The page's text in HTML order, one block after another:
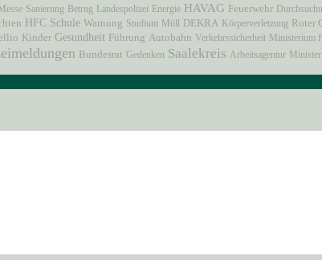
Sanierung Betrug Landespolizei Energie HAVAG Feuerwehr
HFC Schule Warnung Studium Müll DEKRA Körperverletzung Roter
Kinder Gesundheit Führung Autobahn Verkehrssicherheit Ministerium
Bundesrat Gedenken Saalekreis Arbeitsagentur